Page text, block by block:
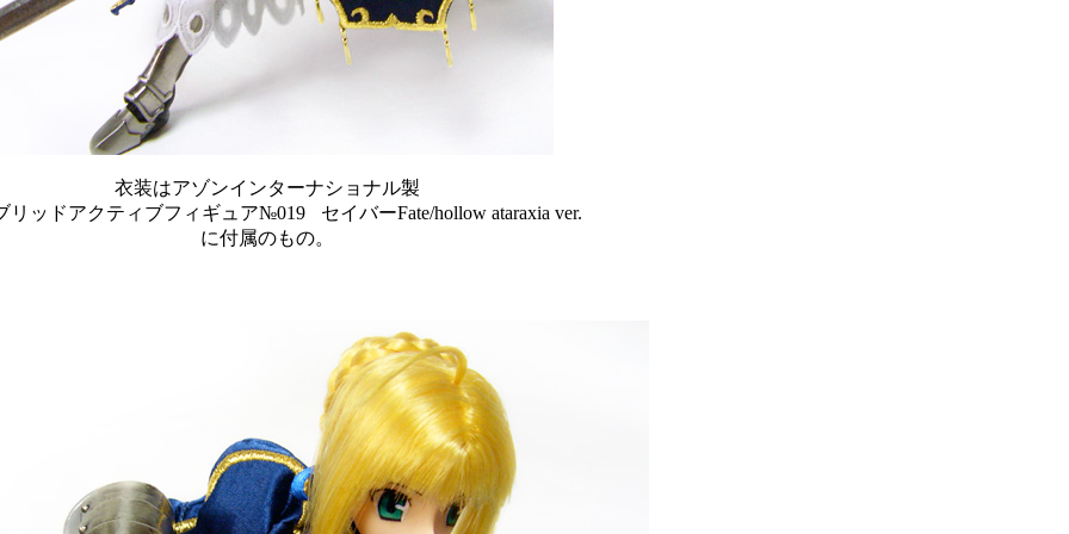
衣装はアゾンインターナショナル製
リッドアクティブフィギュア№019
セイバーFate/hollow ataraxia ver.
に付属のもの。